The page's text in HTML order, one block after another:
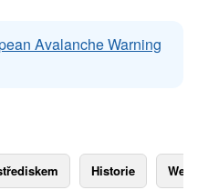
Avalanche Warning
Historie